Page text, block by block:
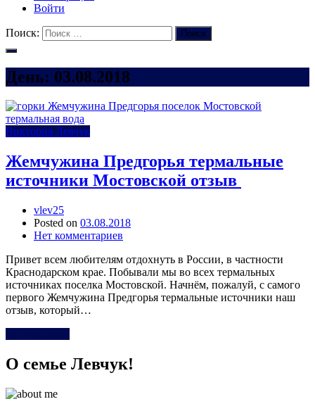
Войти
Поиск: Поиск
День: 03.08.2018
Виктория Левчук
Жемчужина Предгорья термальные
источники Мостовской отзыв
vlev25
Posted on 03.08.2018
Нет комментариев
Привет всем любителям отдохнуть в России, в частности
Краснодарском крае. Побывали мы во всех термальных
источниках поселка Мостовской. Начнём, пожалуй, с самого
первого Жемчужина Предгорья термальные источники наш
отзыв, который…
О семье Левчук!